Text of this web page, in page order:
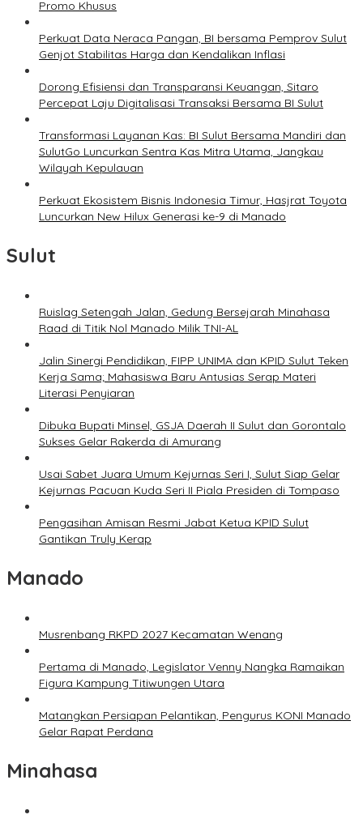
Promo Khusus
Perkuat Data Neraca Pangan, BI bersama Pemprov Sulut
Genjot Stabilitas Harga dan Kendalikan Inflasi
Dorong Efisiensi dan Transparansi Keuangan, Sitaro
Percepat Laju Digitalisasi Transaksi Bersama BI Sulut
Transformasi Layanan Kas: BI Sulut Bersama Mandiri dan
SulutGo Luncurkan Sentra Kas Mitra Utama, Jangkau
Wilayah Kepulauan
Perkuat Ekosistem Bisnis Indonesia Timur, Hasjrat Toyota
Luncurkan New Hilux Generasi ke-9 di Manado
Sulut
Ruislag Setengah Jalan, Gedung Bersejarah Minahasa
Raad di Titik Nol Manado Milik TNI-AL
Jalin Sinergi Pendidikan, FIPP UNIMA dan KPID Sulut Teken
Kerja Sama; Mahasiswa Baru Antusias Serap Materi
Literasi Penyiaran
Dibuka Bupati Minsel, GSJA Daerah II Sulut dan Gorontalo
Sukses Gelar Rakerda di Amurang
Usai Sabet Juara Umum Kejurnas Seri I, Sulut Siap Gelar
Kejurnas Pacuan Kuda Seri II Piala Presiden di Tompaso
Pengasihan Amisan Resmi Jabat Ketua KPID Sulut
Gantikan Truly Kerap
Manado
Musrenbang RKPD 2027 Kecamatan Wenang
Pertama di Manado, Legislator Venny Nangka Ramaikan
Figura Kampung Titiwungen Utara
Matangkan Persiapan Pelantikan, Pengurus KONI Manado
Gelar Rapat Perdana
Minahasa